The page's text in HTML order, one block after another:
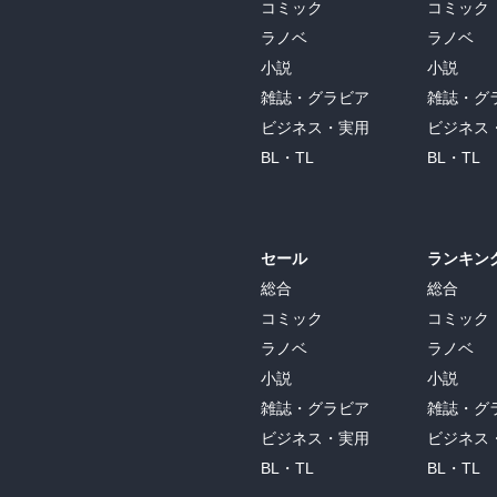
「わかる!」本
わくわくライブラリー
ワケあり女子白書
ワケあり女子白書
わたしのルール
WAC BUNKO
ワッグルゴルフブック
ワニッチ
コミック
ラノベ
小説
雑誌・グラビア
ビジネス・実用
BL・TL
セール
総合
コミック
ラノベ
小説
雑誌・グラビア
ビジネス・実用
BL・TL
コミック
ラノベ
小説
雑誌・グ
ビジネス
BL・TL
ランキン
総合
コミック
ラノベ
小説
雑誌・グ
ビジネス
BL・TL